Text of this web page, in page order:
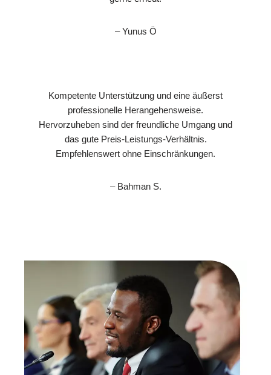
– Yunus Ö
Kompetente Unterstützung und eine äußerst
professionelle Herangehensweise.
Hervorzuheben sind der freundliche Umgang und
das gute Preis-Leistungs-Verhältnis.
Empfehlenswert ohne Einschränkungen.
– Bahman S.